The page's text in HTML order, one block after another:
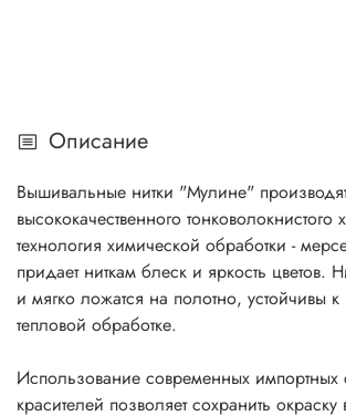
Описание
Вышивальные нитки "Мулине"
высококачественного тонковолокнистого
технология химической обработки -
придает ниткам блеск и яркость цветов.
и мягко ложатся на полотно, устойчивы
тепловой обработке.
Использование современных импортных
красителей позволяет сохранить